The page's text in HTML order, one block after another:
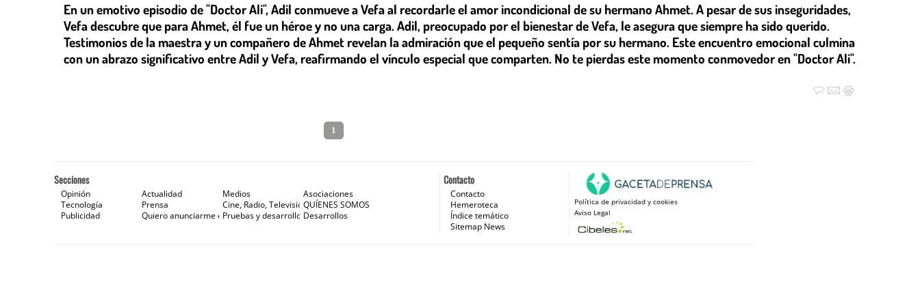
En un emotivo episodio de "Doctor Ali", Adil conmueve a Vefa al recordarle el amor incondicional de su hermano Ahmet. A pesar de sus inseguridades,
Vefa descubre que para Ahmet, él fue un héroe y no una carga. Adil, preocupado por el bienestar de Vefa, le asegura que siempre ha sido querido.
Testimonios de la maestra y un compañero de Ahmet revelan la admiración que el pequeño sentía por su hermano. Este encuentro emocional culmina
con un abrazo significativo entre Adil y Vefa, reafirmando el vínculo especial que comparten. No te pierdas este momento conmovedor en "Doctor Ali".
1
Contacto
Contacto
Hemeroteca
Índice temático
Sitemap News
Política de privacidad y cookies
Aviso Legal
Secciones
Opinión Actualidad Medios
Asociaciones
Tecnología
Prensa Cine, Radio, Televisión e Internet
QUÍENES SOMOS
Publicidad
Quiero anunciarme en Gaceta de Prensa
Pruebas y desarrollosDesarrollos